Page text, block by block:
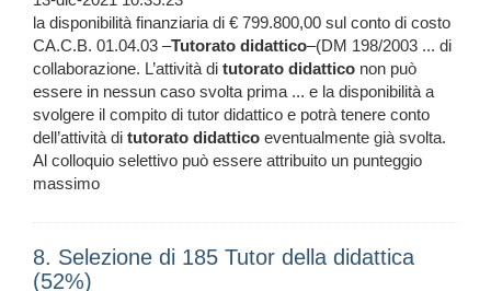
la disponibilità finanziaria di € 799.800,00 sul conto di costo
CA.C.B. 01.04.03 –Tutorato didattico–(DM 198/2003 ... di
collaborazione. L’attività di tutorato didattico non può
essere in nessun caso svolta prima ... e la disponibilità a
svolgere il compito di tutor didattico e potrà tenere conto
dell’attività di tutorato didattico eventualmente già svolta.
Al colloquio selettivo può essere attribuito un punteggio
massimo
8. Selezione di 185 Tutor della didattica
(52%)